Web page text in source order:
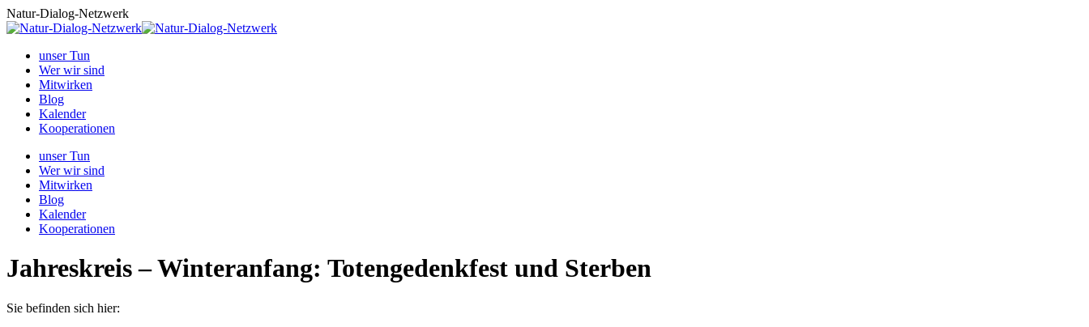
Zum
Inhalt
Natur-Dialog-Netzwerk
unser Tun
Wer wir sind
Mitwirken
Blog
Kalender
Kooperationen
unser Tun
Wer wir sind
Mitwirken
Blog
Kalender
Kooperationen
Jahreskreis – Winteranfang: Totengedenkfest und Sterben
Sie befinden sich hier: